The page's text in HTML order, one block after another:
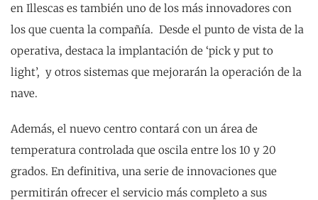
en Illescas es también uno de los más innovadores con
los que cuenta la compañía. Desde el punto de vista de la
operativa, destaca la implantación de ‘pick y put to
light’, y otros sistemas que mejorarán la operación de la
nave.
Además, el nuevo centro contará con un área de
temperatura controlada que oscila entre los 10 y 20
grados. En definitiva, una serie de innovaciones que
permitirán ofrecer el servicio más completo a sus